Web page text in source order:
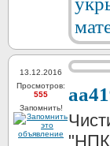
13.12.2016
Просмотров:
555
Запомнить!